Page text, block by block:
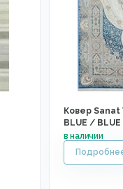
Ковер Sanat
BLUE / BLUE